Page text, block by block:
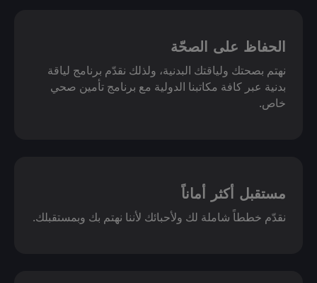
الحفاظ على الصحّة
نهتم بصحتك ولياقتك البدنية، ولذلك نقدّم برنامج لياقة
بدنية عبر كافة مكاتبنا الدولية مع برنامج تأمين صحي
خاص.
مستقبل أكثر أماناً
نقدّم خططاً شاملة لك ولأحبائك لأننا نهتم بك وبمستقبلك.